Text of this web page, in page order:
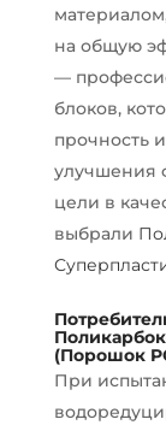
на общую
—
блоков,
прочность
улучшения
цели в
выбрали
(Порошок
При